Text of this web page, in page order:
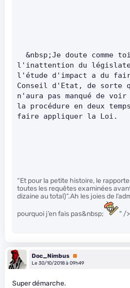
l'inattention du
l'étude d'impact a du
Conseil d'Etat, de sorte
n'aura pas manqué de
la procédure en deux
faire appliquer la
“Et pour la petite histoire, le
toutes les requêtes examinées
dizaine au total)”.Ah les joies de
pourquoi j’en fais pas&nbsp; " />
Doc_Nimbus Premium
Le 30/10/2018 à 09h49
Super démarche.